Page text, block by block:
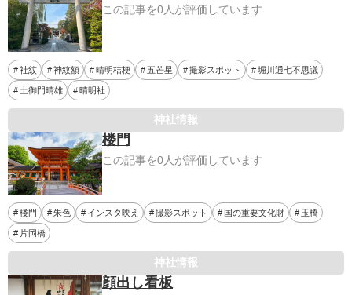
この記事を0人が評価しています
社紋 神紋額 晴明桔梗 五芒星 撮影スポット 堀川通七不思議
土御門晴雄 晴明社
神社情報
楼門
この記事を0人が評価しています
楼門 朱色 インスタ映え 撮影スポット 国の重要文化財 玉橋
片岡橋
神社情報
顔出し看板